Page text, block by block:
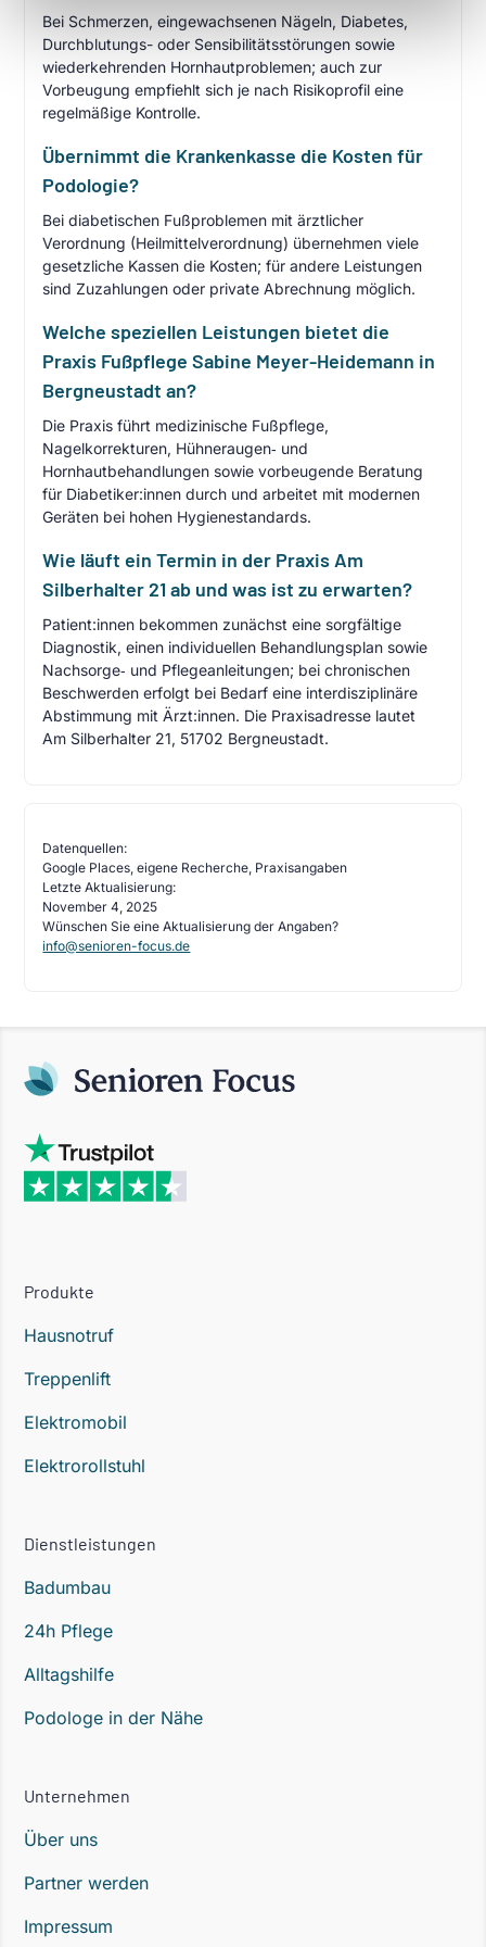
Bei Schmerzen, eingewachsenen Nägeln, Diabetes,
Durchblutungs- oder Sensibilitätsstörungen sowie
wiederkehrenden Hornhautproblemen; auch zur
Vorbeugung empfiehlt sich je nach Risikoprofil eine
regelmäßige Kontrolle.
Übernimmt die Krankenkasse die Kosten für
Podologie?
Bei diabetischen Fußproblemen mit ärztlicher
Verordnung (Heilmittelverordnung) übernehmen viele
gesetzliche Kassen die Kosten; für andere Leistungen
sind Zuzahlungen oder private Abrechnung möglich.
Welche speziellen Leistungen bietet die
Praxis Fußpflege Sabine Meyer-Heidemann in
Bergneustadt an?
Die Praxis führt medizinische Fußpflege,
Nagelkorrekturen, Hühneraugen‑ und
Hornhautbehandlungen sowie vorbeugende Beratung
für Diabetiker:innen durch und arbeitet mit modernen
Geräten bei hohen Hygienestandards.
Wie läuft ein Termin in der Praxis Am
Silberhalter 21 ab und was ist zu erwarten?
Patient:innen bekommen zunächst eine sorgfältige
Diagnostik, einen individuellen Behandlungsplan sowie
Nachsorge‑ und Pflegeanleitungen; bei chronischen
Beschwerden erfolgt bei Bedarf eine interdisziplinäre
Abstimmung mit Ärzt:innen. Die Praxisadresse lautet
Am Silberhalter 21, 51702 Bergneustadt.
Datenquellen:
Google Places, eigene Recherche, Praxisangaben
Letzte Aktualisierung:
November 4, 2025
Wünschen Sie eine Aktualisierung der Angaben?
info@senioren-focus.de
Produkte
Hausnotruf
Treppenlift
Elektromobil
Elektrorollstuhl
Dienstleistungen
Badumbau
24h Pflege
Alltagshilfe
Podologe in der Nähe
Unternehmen
Über uns
Partner werden
Impressum